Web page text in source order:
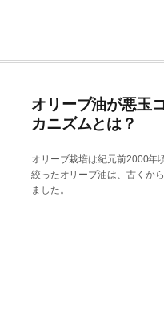
オリーブ油が悪玉
カニズムとは？
オリーブ栽培は紀元前2000年
絞ったオリーブ油は、古くか
ました。